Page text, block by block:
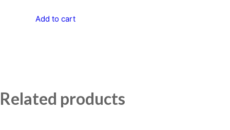
Add to cart
Related products